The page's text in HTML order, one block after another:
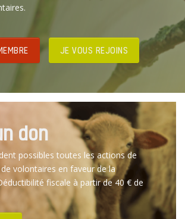
JE VOUS REJOINS
don
possibles toutes les actions de
volontaires en faveur de la
fiscale à partir de 40 € de